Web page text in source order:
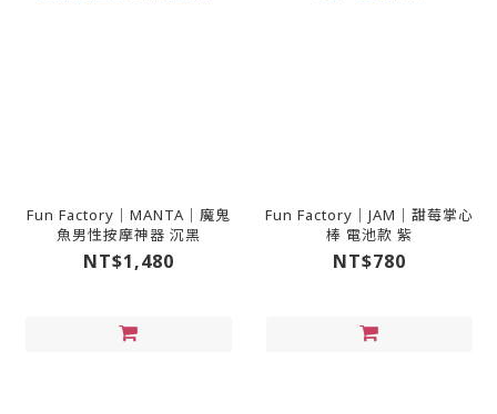
Fun Factory｜MANTA｜魔鬼
魚男性按摩神器 沉黑
NT$1,480
Fun Factory｜JAM｜甜莓掌心
棒 電池款 紫
NT$780